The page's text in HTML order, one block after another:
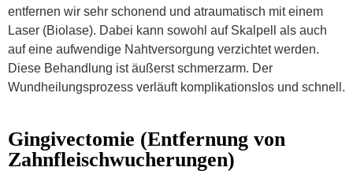
entfernen wir sehr schonend und atraumatisch mit einem
Laser (Biolase). Dabei kann sowohl auf Skalpell als auch
auf eine aufwendige Nahtversorgung verzichtet werden.
Diese Behandlung ist äußerst schmerzarm. Der
Wundheilungsprozess verläuft komplikationslos und schnell.
Gingivectomie (Entfernung von
Zahnfleischwucherungen)